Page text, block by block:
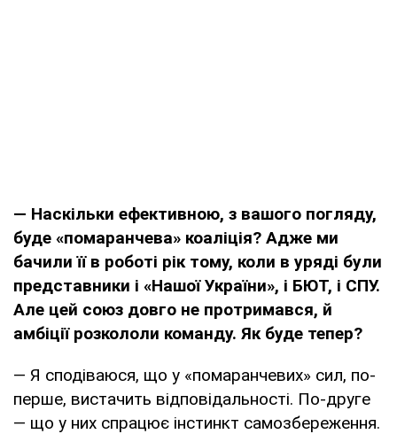
— Наскільки ефективною, з вашого погляду,
буде «помаранчева» коаліція? Адже ми
бачили її в роботі рік тому, коли в уряді були
представники і «Нашої України», і БЮТ, і СПУ.
Але цей союз довго не протримався, й
амбіції розкололи команду. Як буде тепер?
— Я сподіваюся, що у «помаранчевих» сил, по-
перше, вистачить відповідальності. По-друге
— що у них спрацює інстинкт самозбереження.